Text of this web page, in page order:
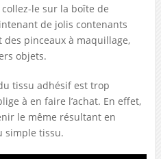
le sur la boîte de
de jolis contenants
pinceaux à maquillage,
objets.
tissu adhésif est trop
à en faire l’achat. En effet,
le même résultant en
simple tissu.